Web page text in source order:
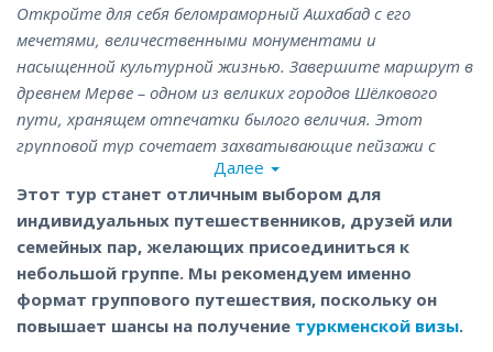
Откройте для себя беломраморный Ашхабад с его
мечетями, величественными монументами и
насыщенной культурной жизнью. Завершите маршрут в
древнем Мерве – одном из великих городов Шёлкового
пути, хранящем отпечатки былого величия. Этот
групповой тур сочетает захватывающие пейзажи с
яркими впечатлениями, разделёнными с попутчиками.
Далее
Этот тур станет отличным выбором для
индивидуальных путешественников, друзей или
семейных пар, желающих присоединиться к
небольшой группе. Мы рекомендуем именно
формат группового путешествия, поскольку он
повышает шансы на получение туркменской визы.